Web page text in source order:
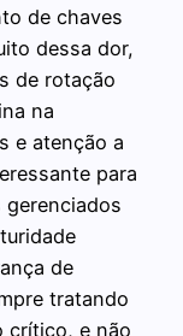
de chaves
dessa dor,
de rotação
na
e atenção a
para
gerenciados
de
tratando
crítico, e não